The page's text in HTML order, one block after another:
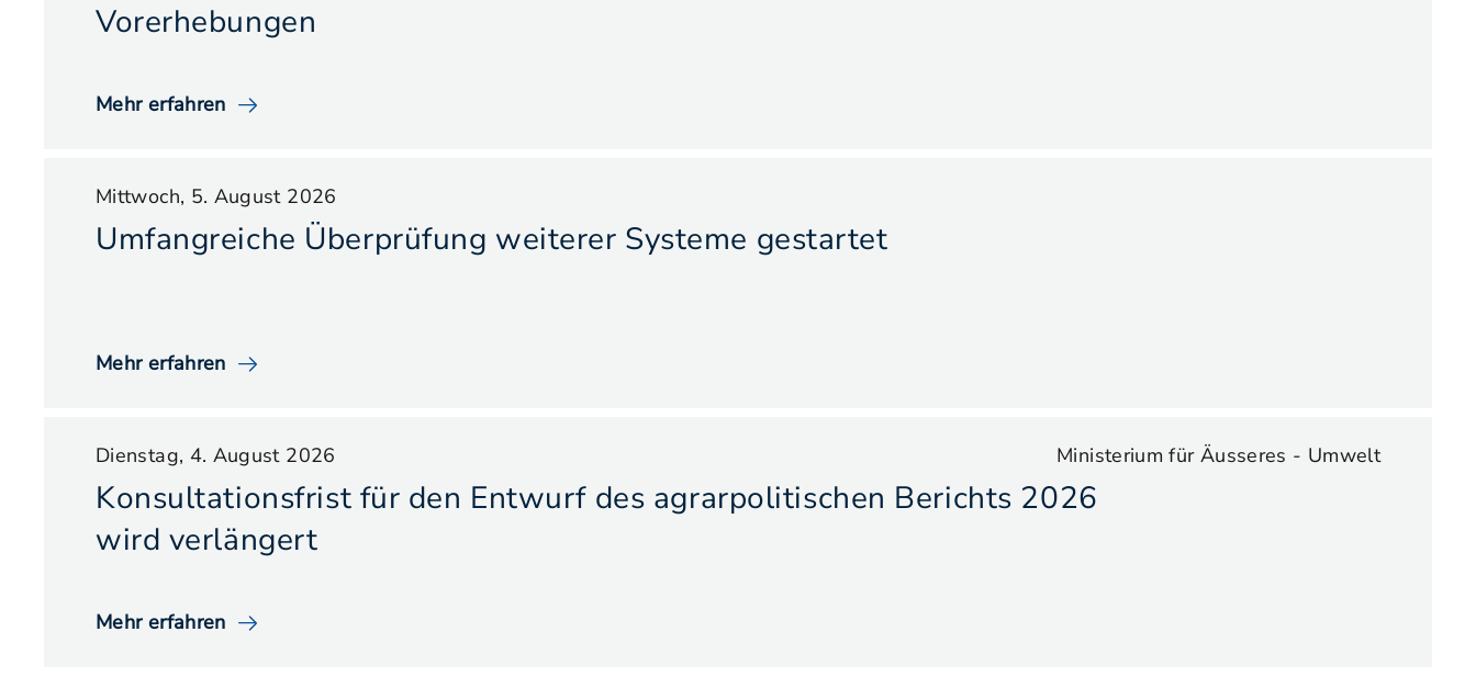
Vorerhebungen
Mehr erfahren
Mittwoch, 5. August 2026
Umfangreiche Überprüfung weiterer Systeme gestartet
Mehr erfahren
Dienstag, 4. August 2026 Ministerium für Äusseres - Umwelt
Konsultationsfrist für den Entwurf des agrarpolitischen Berichts 2026
wird verlängert
Mehr erfahren